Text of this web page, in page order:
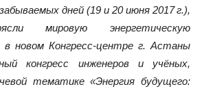
дней (19 и 20 июня 2017 г.),
мировую энергетическую
новом Конгресс-центре г. Астаны
конгресс инженеров и учёных,
тематике «Энергия будущего: